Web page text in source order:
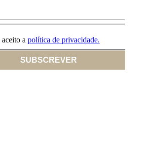
a política de privacidade.
SUBSCREVER